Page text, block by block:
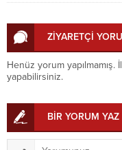
ZİYARETÇİ
Henüz yorum yapılmamış.
yapabilirsiniz.
BİR YORUM YAZ